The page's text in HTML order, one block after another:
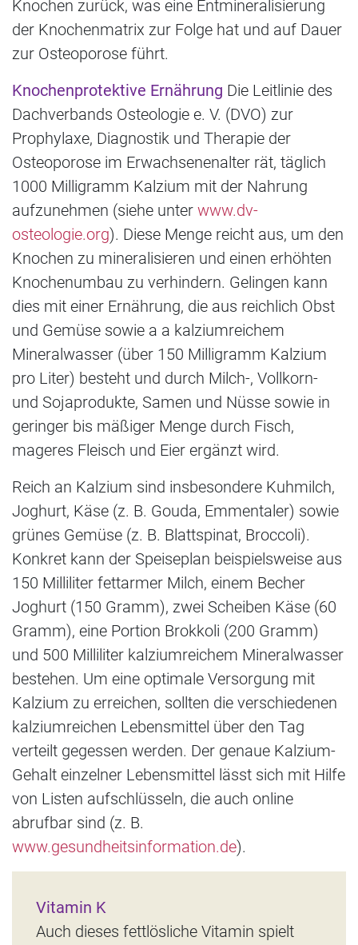
Knochen zurück, was eine Entmineralisierung
der Knochenmatrix zur Folge hat und auf Dauer
zur Osteoporose führt.
Knochenprotektive Ernährung Die Leitlinie des
Dachverbands Osteologie e. V. (DVO) zur
Prophylaxe, Diagnostik und Therapie der
Osteoporose im Erwachsenenalter rät, täglich
1000 Milligramm Kalzium mit der Nahrung
aufzunehmen (siehe unter www.dv-
osteologie.org). Diese Menge reicht aus, um den
Knochen zu mineralisieren und einen erhöhten
Knochenumbau zu verhindern. Gelingen kann
dies mit einer Ernährung, die aus reichlich Obst
und Gemüse sowie a a kalziumreichem
Mineralwasser (über 150 Milligramm Kalzium
pro Liter) besteht und durch Milch-, Vollkorn-
und Sojaprodukte, Samen und Nüsse sowie in
geringer bis mäßiger Menge durch Fisch,
mageres Fleisch und Eier ergänzt wird.
Reich an Kalzium sind insbesondere Kuhmilch,
Joghurt, Käse (z. B. Gouda, Emmentaler) sowie
grünes Gemüse (z. B. Blattspinat, Broccoli).
Konkret kann der Speiseplan beispielsweise aus
150 Milliliter fettarmer Milch, einem Becher
Joghurt (150 Gramm), zwei Scheiben Käse (60
Gramm), eine Portion Brokkoli (200 Gramm)
und 500 Milliliter kalziumreichem Mineralwasser
bestehen. Um eine optimale Versorgung mit
Kalzium zu erreichen, sollten die verschiedenen
kalziumreichen Lebensmittel über den Tag
verteilt gegessen werden. Der genaue Kalzium-
Gehalt einzelner Lebensmittel lässt sich mit Hilfe
von Listen aufschlüsseln, die auch online
abrufbar sind (z. B.
www.gesundheitsinformation.de).
Vitamin K
Auch dieses fettlösliche Vitamin spielt